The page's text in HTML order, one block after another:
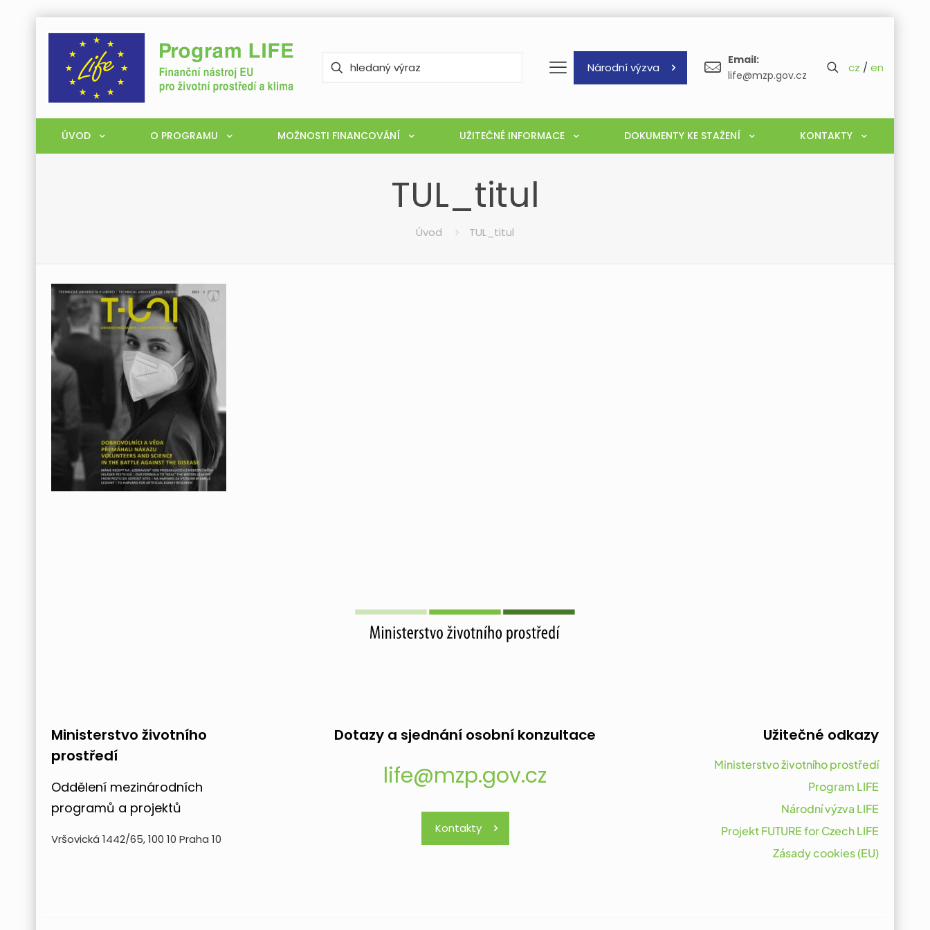
Národní výzva
Email:
life@mzp.gov.cz
cz / en
ÚVOD O PROGRAMU MOŽNOSTI FINANCOVÁNÍ UŽITEČNÉ INFORMACE DOKUMENTY KE STAŽENÍ KONTAKTY
TUL_titul
Úvod TUL_titul
Ministerstvo životního
prostředí
Oddělení mezinárodních
programů a projektů
Vršovická 1442/65, 100 10 Praha 10
Dotazy a sjednání osobní konzultace
life@mzp.gov.cz
Kontakty
Užitečné odkazy
Ministerstvo životního prostředí
Program LIFE
Národní výzva LIFE
Projekt FUTURE for Czech LIFE
Zásady cookies (EU)